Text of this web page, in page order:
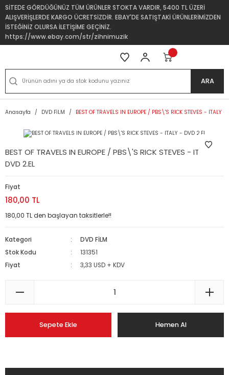
SİTEDE GÖRDÜĞÜNÜZ TÜM ÜRÜNLER STOKTA VARDIR, 5400 TL ÜZERİ
ALIŞVERİŞLERDE KARGO ÜCRETSİZDİR. EBAY'DE SATIŞTAKİ ÜRÜNLERİMİZDEN
İSTEĞİNİZ OLURSA İLETİŞİME GEÇİNİZ.
https://www.ebay.com/str/zihnimuzik
ARA
Anasayfa DVD FİLM BEST OF TRAVELS IN EUROPE / PBS\'S RICK STEVES - ITALY -
BEST OF TRAVELS IN EUROPE / PBS\'S RICK STEVES - ITALY -
DVD 2.EL
Fiyat
180,00 TL
180,00 TL den başlayan taksitlerle!!
Kategori
DVD FİLM
Stok Kodu
131351
Fiyat
3,33 USD + KDV
Sepete Ekle Hemen Al